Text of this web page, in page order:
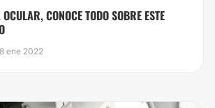
CONOCE TODO SOBRE ESTE
ene 2022